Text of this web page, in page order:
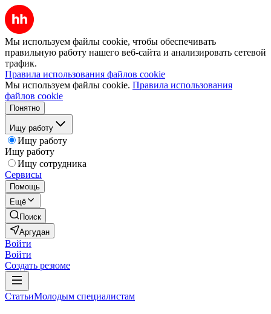
Мы используем файлы cookie, чтобы обеспечивать
правильную работу нашего веб-сайта и анализировать сетевой
трафик.
Правила использования файлов cookie
Мы используем файлы cookie. Правила использования
файлов cookie
Понятно
Ищу работу
Ищу работу
Ищу работу
Ищу сотрудника
Сервисы
Помощь
Ещё
Поиск
Аргудан
Войти
Войти
Создать резюме
СтатьиМолодым специалистам